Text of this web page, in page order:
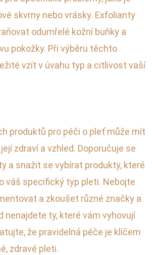
skvrny nebo vrásky. Exfolianty
odumřelé kožní buňky a
pokožky. Při výběru těchto
vzít v úvahu typ a citlivost vaší
produktů pro péči o pleť může mít
zdraví a vzhled. Doporučuje se
a snažit se vybírat produkty, které
váš specifický typ pleti. Nebojte
a zkoušet různé značky a
nenajdete ty, které vám vyhovují
že pravidelná péče je klíčem
zdravé pleti.